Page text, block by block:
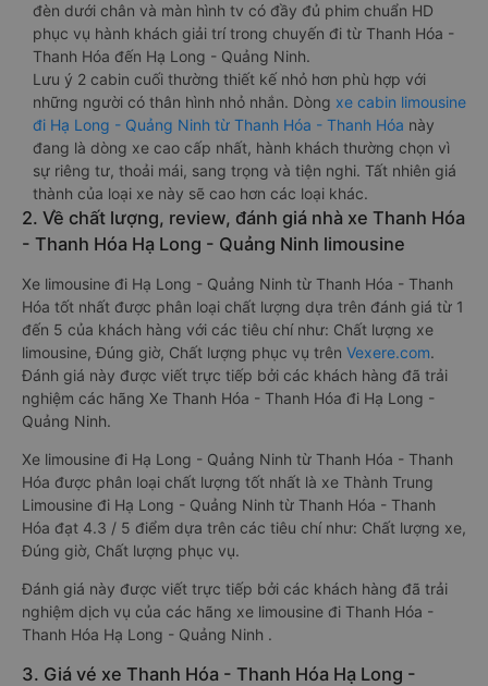
đèn dưới chân và màn hình tv có đầy đủ phim chuẩn HD
phục vụ hành khách giải trí trong chuyến đi từ Thanh Hóa -
Thanh Hóa đến Hạ Long - Quảng Ninh.
Lưu ý 2 cabin cuối thường thiết kế nhỏ hơn phù hợp với
những người có thân hình nhỏ nhắn. Dòng xe cabin limousine
đi Hạ Long - Quảng Ninh từ Thanh Hóa - Thanh Hóa này
đang là dòng xe cao cấp nhất, hành khách thường chọn vì
sự riêng tư, thoải mái, sang trọng và tiện nghi. Tất nhiên giá
thành của loại xe này sẽ cao hơn các loại khác.
2. Về chất lượng, review, đánh giá nhà xe Thanh Hóa
- Thanh Hóa Hạ Long - Quảng Ninh limousine
Xe limousine đi Hạ Long - Quảng Ninh từ Thanh Hóa - Thanh
Hóa tốt nhất được phân loại chất lượng dựa trên đánh giá từ 1
đến 5 của khách hàng với các tiêu chí như: Chất lượng xe
limousine, Đúng giờ, Chất lượng phục vụ trên Vexere.com.
Đánh giá này được viết trực tiếp bởi các khách hàng đã trải
nghiệm các hãng Xe Thanh Hóa - Thanh Hóa đi Hạ Long -
Quảng Ninh.
Xe limousine đi Hạ Long - Quảng Ninh từ Thanh Hóa - Thanh
Hóa được phân loại chất lượng tốt nhất là xe Thành Trung
Limousine đi Hạ Long - Quảng Ninh từ Thanh Hóa - Thanh
Hóa đạt 4.3 / 5 điểm dựa trên các tiêu chí như: Chất lượng xe,
Đúng giờ, Chất lượng phục vụ.
Đánh giá này được viết trực tiếp bởi các khách hàng đã trải
nghiệm dịch vụ của các hãng xe limousine đi Thanh Hóa -
Thanh Hóa Hạ Long - Quảng Ninh .
3. Giá vé xe Thanh Hóa - Thanh Hóa Hạ Long -